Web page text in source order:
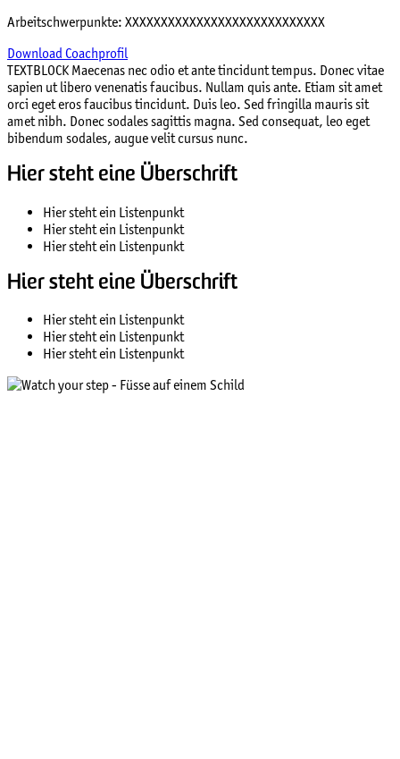
Arbeitschwerpunkte: XXXXXXXXXXXXXXXXXXXXXXXXXXXX
Download Coachprofil
TEXTBLOCK Maecenas nec odio et ante tincidunt tempus. Donec vitae
sapien ut libero venenatis faucibus. Nullam quis ante. Etiam sit amet
orci eget eros faucibus tincidunt. Duis leo. Sed fringilla mauris sit
amet nibh. Donec sodales sagittis magna. Sed consequat, leo eget
bibendum sodales, augue velit cursus nunc.
Hier steht eine Überschrift
Hier steht ein Listenpunkt
Hier steht ein Listenpunkt
Hier steht ein Listenpunkt
Hier steht eine Überschrift
Hier steht ein Listenpunkt
Hier steht ein Listenpunkt
Hier steht ein Listenpunkt